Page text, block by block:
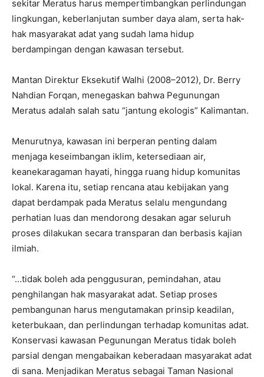
sekitar Meratus harus mempertimbangkan perlindungan
lingkungan, keberlanjutan sumber daya alam, serta hak-
hak masyarakat adat yang sudah lama hidup
berdampingan dengan kawasan tersebut.
Mantan Direktur Eksekutif Walhi (2008–2012), Dr. Berry
Nahdian Forqan, menegaskan bahwa Pegunungan
Meratus adalah salah satu “jantung ekologis” Kalimantan.
Menurutnya, kawasan ini berperan penting dalam
menjaga keseimbangan iklim, ketersediaan air,
keanekaragaman hayati, hingga ruang hidup komunitas
lokal. Karena itu, setiap rencana atau kebijakan yang
dapat berdampak pada Meratus selalu mengundang
perhatian luas dan mendorong desakan agar seluruh
proses dilakukan secara transparan dan berbasis kajian
ilmiah.
“…tidak boleh ada penggusuran, pemindahan, atau
penghilangan hak masyarakat adat. Setiap proses
pembangunan harus mengutamakan prinsip keadilan,
keterbukaan, dan perlindungan terhadap komunitas adat.
Konservasi kawasan Pegunungan Meratus tidak boleh
parsial dengan mengabaikan keberadaan masyarakat adat
di sana. Menjadikan Meratus sebagai Taman Nasional